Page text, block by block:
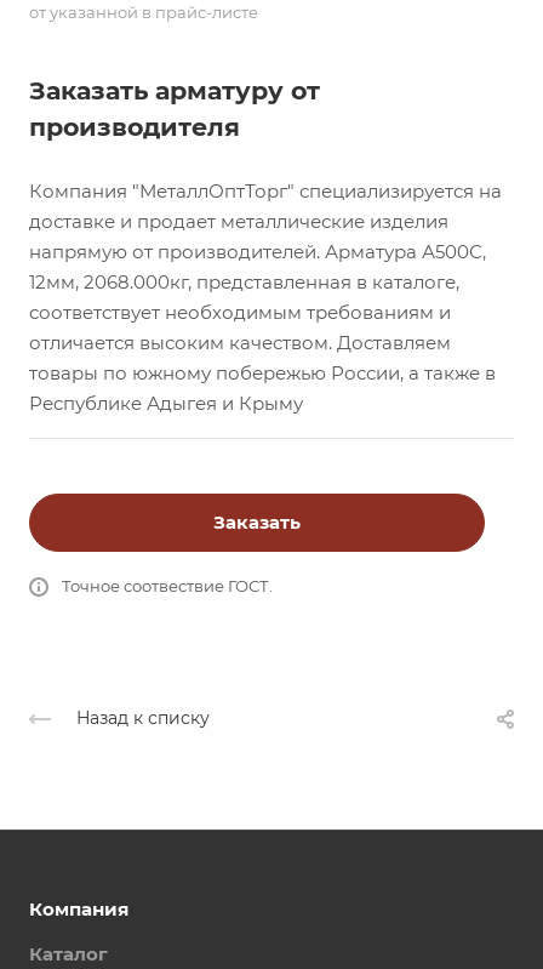
от указанной в прайс-листе
Заказать арматуру от
производителя
Компания "МеталлОптТорг" специализируется на
доставке и продает металлические изделия
напрямую от производителей. Арматура А500С,
12мм, 2068.000кг, представленная в каталоге,
соответствует необходимым требованиям и
отличается высоким качеством. Доставляем
товары по южному побережью России, а также в
Республике Адыгея и Крыму
Заказать
Точное соотвествие ГОСТ.
Назад к списку
Компания
Каталог